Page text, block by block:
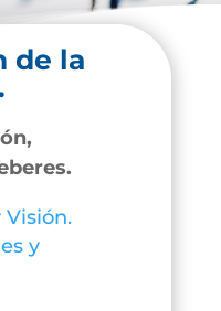
de la
Visión.
y